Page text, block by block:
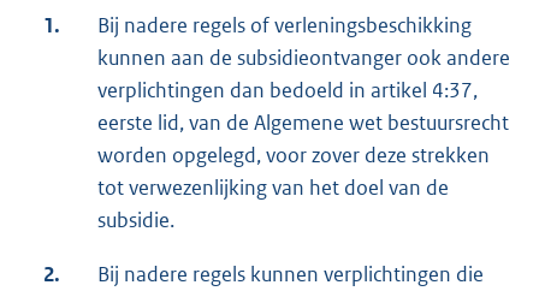
1.
Bij nadere regels of verleningsbeschikking
kunnen aan de subsidieontvanger ook andere
verplichtingen dan bedoeld in artikel 4:37,
eerste lid, van de Algemene wet bestuursrecht
worden opgelegd, voor zover deze strekken
tot verwezenlijking van het doel van de
subsidie.
2.
Bij nadere regels kunnen verplichtingen die